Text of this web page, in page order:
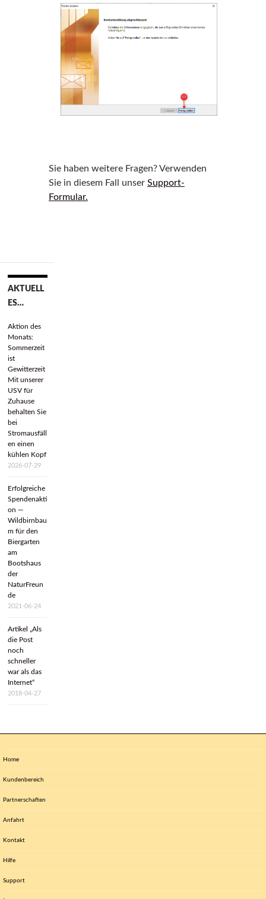
Sie haben weitere Fragen? Verwenden
Sie in diesem Fall unser Support-
Formular.
AKTUELL
ES…
Aktion des
Monats:
Sommerzeit
ist
Gewitterzeit
Mit unserer
USV für
Zuhause
behalten Sie
bei
Stromausfäll
en einen
kühlen Kopf
2026-07-29
Erfolgreiche
Spendenakti
on —
Wildbirnbau
m für den
Biergarten
am
Bootshaus
der
NaturFreun
de
2021-06-24
Artikel „Als
die Post
noch
schneller
war als das
Internet“
2018-04-27
Home
Kundenbereich
Partnerschaften
Anfahrt
Kontakt
Hilfe
Support